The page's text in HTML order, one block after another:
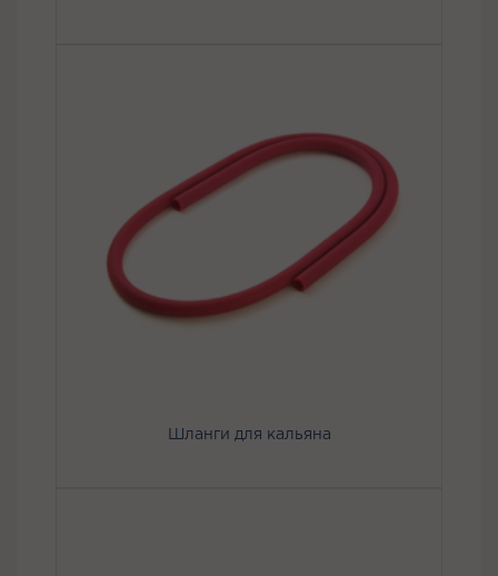
Шланги для кальяна